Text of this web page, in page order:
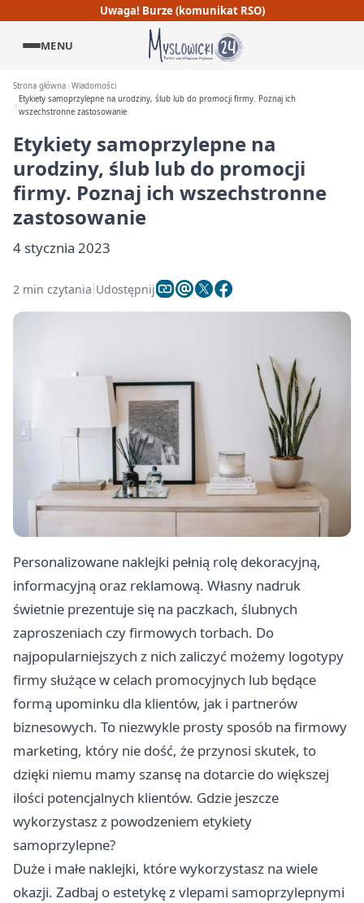
Uwaga! Burze (komunikat RSO)
MENU
Strona główna Wiadomości
Etykiety samoprzylepne na urodziny, ślub lub do promocji firmy. Poznaj ich
wszechstronne zastosowanie
Etykiety samoprzylepne na
urodziny, ślub lub do promocji
firmy. Poznaj ich wszechstronne
zastosowanie
4 stycznia 2023
2 min czytania Udostępnij
Personalizowane naklejki pełnią rolę dekoracyjną,
informacyjną oraz reklamową. Własny nadruk
świetnie prezentuje się na paczkach, ślubnych
zaproszeniach czy firmowych torbach. Do
najpopularniejszych z nich zaliczyć możemy logotypy
firmy służące w celach promocyjnych lub będące
formą upominku dla klientów, jak i partnerów
biznesowych. To niezwykle prosty sposób na firmowy
marketing, który nie dość, że przynosi skutek, to
dzięki niemu mamy szansę na dotarcie do większej
ilości potencjalnych klientów. Gdzie jeszcze
wykorzystasz z powodzeniem etykiety
samoprzylepne?
Duże i małe naklejki, które wykorzystasz na wiele
okazji. Zadbaj o estetykę z vlepami samoprzylepnymi